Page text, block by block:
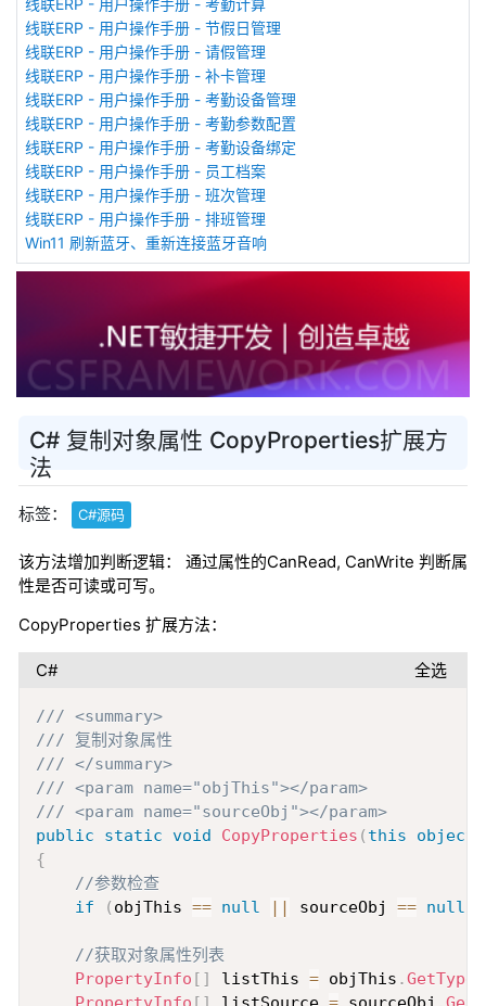
线联ERP - 用户操作手册 - 考勤计算
线联ERP - 用户操作手册 - 节假日管理
线联ERP - 用户操作手册 - 请假管理
线联ERP - 用户操作手册 - 补卡管理
线联ERP - 用户操作手册 - 考勤设备管理
线联ERP - 用户操作手册 - 考勤参数配置
线联ERP - 用户操作手册 - 考勤设备绑定
线联ERP - 用户操作手册 - 员工档案
线联ERP - 用户操作手册 - 班次管理
线联ERP - 用户操作手册 - 排班管理
Win11 刷新蓝牙、重新连接蓝牙音响
C# 复制对象属性 CopyProperties扩展方
法
标签： C#源码
该方法增加判断逻辑： 通过属性的CanRead, CanWrite 判断属
性是否可读或可写。
CopyProperties 扩展方法：
C# 全选
/// <summary>
/// 复制对象属性
/// </summary>
/// <param name="objThis"></param>
/// <param name="sourceObj"></param>
public
static void CopyProperties ( this object
{
//参数检查
if
( objThis == null sourceObj == null
//获取对象属性列表
PropertyInfo [ ] listThis = objThis .GetType